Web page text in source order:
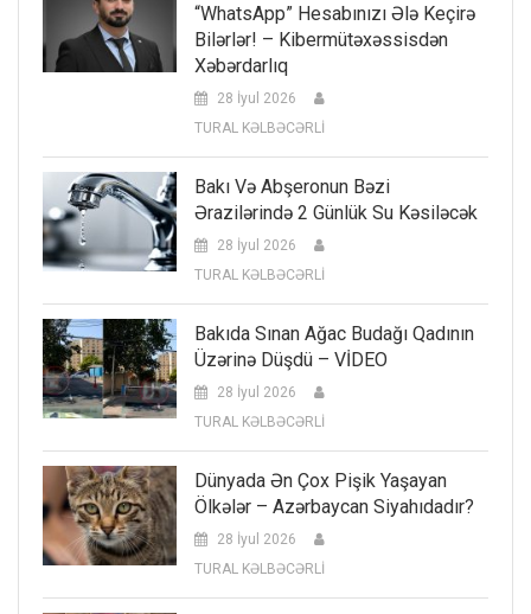
“WhatsApp” Hesabınızı Ələ Keçirə
Bilərlər! – Kibermütəxəssisdən
Xəbərdarlıq
28 İyul 2026
TURAL KƏLBƏCƏRLİ
Bakı Və Abşeronun Bəzi
Ərazilərində 2 Günlük Su Kəsiləcək
28 İyul 2026
TURAL KƏLBƏCƏRLİ
Bakıda Sınan Ağac Budağı Qadının
Üzərinə Düşdü – VİDEO
28 İyul 2026
TURAL KƏLBƏCƏRLİ
Dünyada Ən Çox Pişik Yaşayan
Ölkələr – Azərbaycan Siyahıdadır?
28 İyul 2026
TURAL KƏLBƏCƏRLİ